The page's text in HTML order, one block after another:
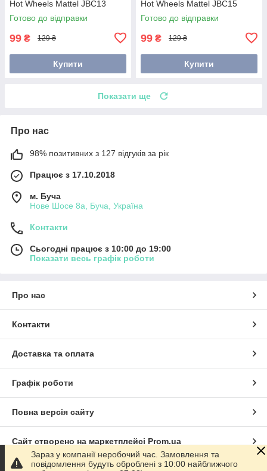
Hot Wheels Mattel JBC13
Готово до відправки
99 ₴ 129 ₴
Купити
Hot Wheels Mattel JBC15
Готово до відправки
99 ₴ 129 ₴
Купити
Показати ще
Про нас
98% позитивних з 127 відгуків за рік
Працює з 17.10.2018
м. Буча
Нове Шосе 8а, Буча, Україна
Контакти
Сьогодні працює з 10:00 до 19:00
Показати весь графік роботи
Про нас
Контакти
Доставка та оплата
Графік роботи
Повна версія сайту
Сайт створено на маркетплейсі Prom.ua
Зараз у компанії неробочий час. Замовлення та
повідомлення будуть оброблені з 10:00 найближчого